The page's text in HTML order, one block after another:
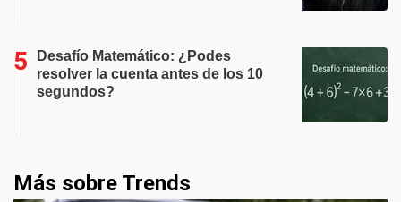
Desafío Matemático: ¿Podes
resolver la cuenta antes de los 10
segundos?
Más sobre Trends